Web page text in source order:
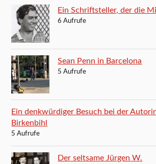
Ein Schriftsteller, der die
6 Aufrufe
Sean Penn in Barcelona
5 Aufrufe
Ein denkwürdiger Besuch bei der
Birkenbihl
5 Aufrufe
Der seltsame Jürgen W.